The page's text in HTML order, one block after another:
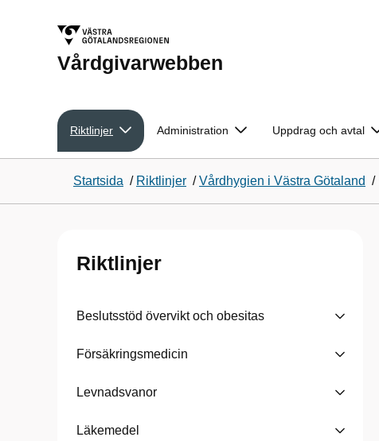
Vårdgivarwebben
Riktlinjer Administration Uppdrag och avtal
Startsida / Riktlinjer /Vårdhygien i Västra Götaland /
Riktlinjer
Beslutsstöd övervikt och obesitas
Försäkringsmedicin
Levnadsvanor
Läkemedel